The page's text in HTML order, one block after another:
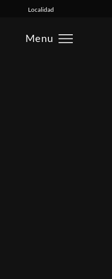
Localidad
Menu